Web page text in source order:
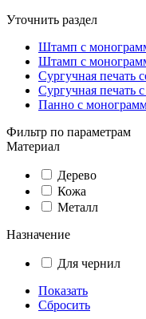
Уточнить раздел
Штамп с
Штамп с
Сургучная печать
Сургучная печать
Панно с
Фильтр по параметрам
Материал
Дерево
Кожа
Металл
Назначение
Для чернил
Показать
Сбросить